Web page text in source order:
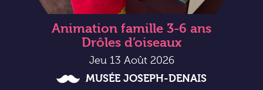
Animation famille 3-6 ans
Drôles d’oiseaux
Jeu 13 Août 2026
MUSÉE JOSEPH-DENAIS